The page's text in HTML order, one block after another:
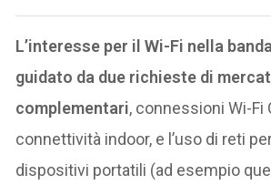
L’interesse per il Wi-Fi nella banda
guidato da due richieste di
complementari, connessioni Wi-Fi
connettività indoor, e l’uso di reti
dispositivi portatili (ad esempio